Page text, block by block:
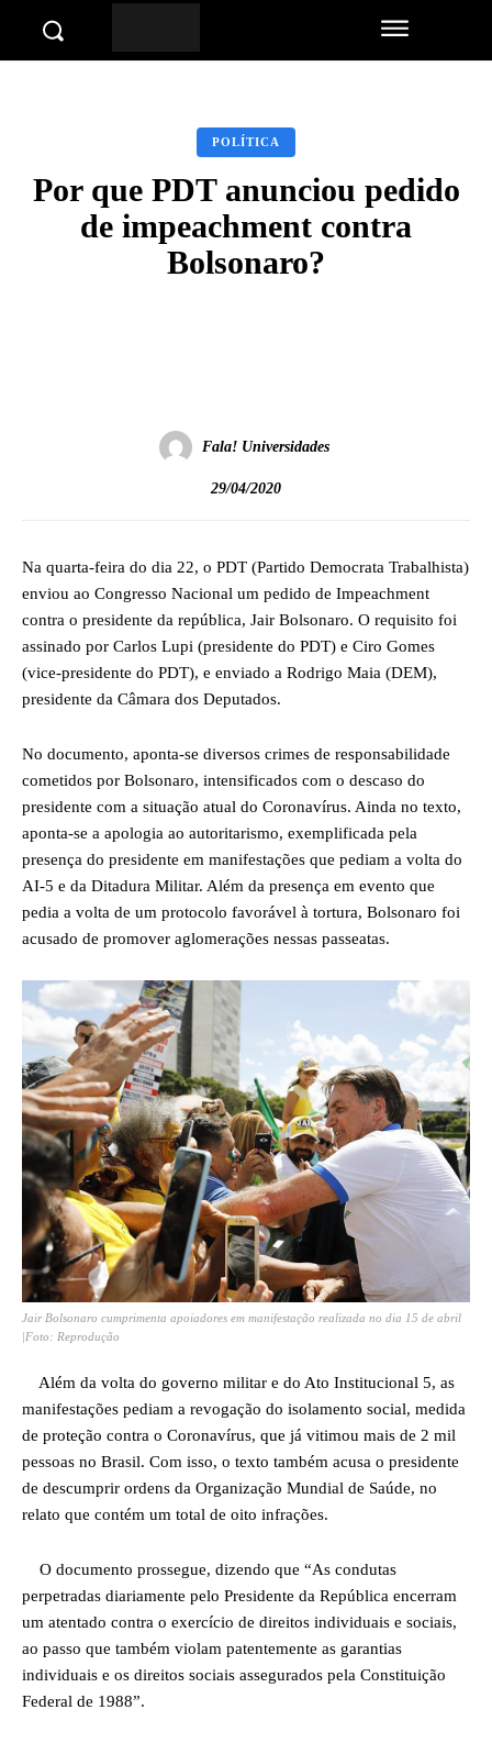
POLÍTICA
Por que PDT anunciou pedido
de impeachment contra
Bolsonaro?
Fala! Universidades
29/04/2020
Na quarta-feira do dia 22, o PDT (Partido Democrata Trabalhista)
enviou ao Congresso Nacional um pedido de Impeachment
contra o presidente da república, Jair Bolsonaro. O requisito foi
assinado por Carlos Lupi (presidente do PDT) e Ciro Gomes
(vice-presidente do PDT), e enviado a Rodrigo Maia (DEM),
presidente da Câmara dos Deputados.
No documento, aponta-se diversos crimes de responsabilidade
cometidos por Bolsonaro, intensificados com o descaso do
presidente com a situação atual do Coronavírus. Ainda no texto,
aponta-se a apologia ao autoritarismo, exemplificada pela
presença do presidente em manifestações que pediam a volta do
AI-5 e da Ditadura Militar. Além da presença em evento que
pedia a volta de um protocolo favorável à tortura, Bolsonaro foi
acusado de promover aglomerações nessas passeatas.
Jair Bolsonaro cumprimenta apoiadores em manifestação realizada no dia 15 de abril
|Foto: Reprodução
Além da volta do governo militar e do Ato Institucional 5, as
manifestações pediam a revogação do isolamento social, medida
de proteção contra o Coronavírus, que já vitimou mais de 2 mil
pessoas no Brasil. Com isso, o texto também acusa o presidente
de descumprir ordens da Organização Mundial de Saúde, no
relato que contém um total de oito infrações.
O documento prossegue, dizendo que “As condutas
perpetradas diariamente pelo Presidente da República encerram
um atentado contra o exercício de direitos individuais e sociais,
ao passo que também violam patentemente as garantias
individuais e os direitos sociais assegurados pela Constituição
Federal de 1988”.